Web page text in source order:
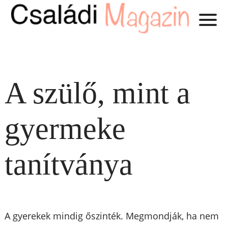
A szülő, mint a
gyermeke
tanítványa
A gyerekek mindig őszinték. Megmondják, ha nem